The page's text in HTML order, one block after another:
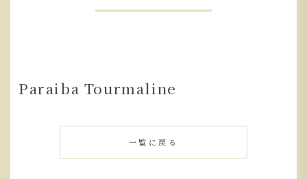
Paraiba Tourmaline
一覧に戻る